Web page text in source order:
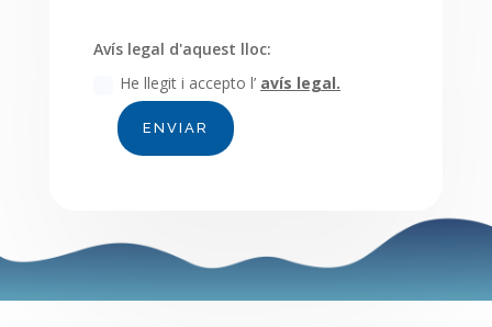
Avís legal d'aquest lloc:
He llegit i accepto l’ avís legal.
ENVIAR